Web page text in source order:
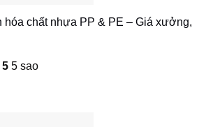
hóa chất nhựa PP & PE – Giá xưởng,
5 5 sao